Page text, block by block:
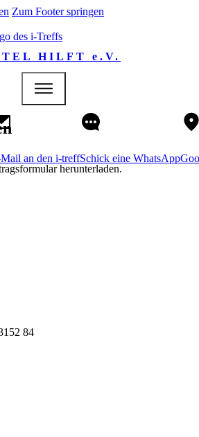
Zum Footer springen
HILFT e.V.
an den i-treffSchick eine WhatsApp
herunterladen.
84